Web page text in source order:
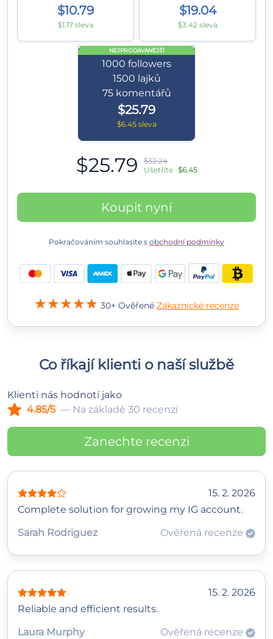
$10.79
$1.17 sleva
$19.04
$3.42 sleva
NEJPRODÁVANĚJŠÍ
1000 followers
1500 lajků
75 komentářů
$25.79
$6.45 sleva
$25.79
$32.24
Ušetříte $6.45
Koupit nyní
Pokračováním souhlasíte s obchodní podmínky
30+ Ověřené Zákaznické recenze
Co říkají klienti o naší službě
Klienti nás hodnotí jako
4.85/5 — Na základě 30 recenzí
Zanechte recenzi
15. 2. 2026
Complete solution for growing my IG account.
Sarah Rodriguez
Ověřená recenze
15. 2. 2026
Reliable and efficient results.
Laura Murphy
Ověřená recenze